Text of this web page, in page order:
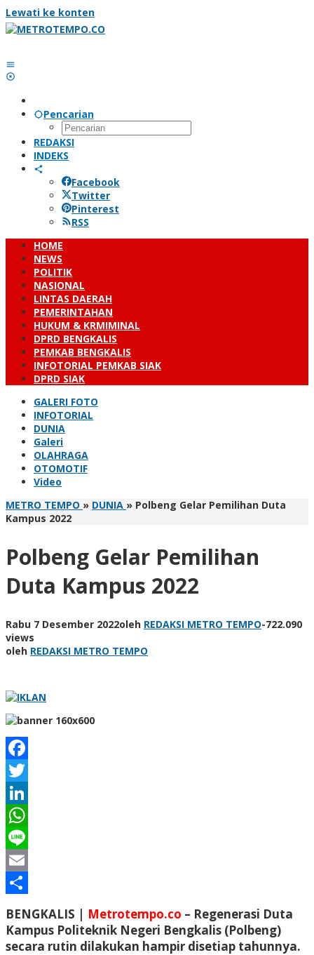
Lewati ke konten
Pencarian
REDAKSI
INDEKS
Facebook
Twitter
Pinterest
RSS
HOME
NEWS
POLITIK
NASIONAL
LINTAS DAERAH
PEMERINTAHAN
HUKUM & KRMIMINAL
DPRD BENGKALIS
PEMKAB BENGKALIS
INFOTORIAL PEMKAB SIAK
DPRD SIAK
GALERI FOTO
INFOTORIAL
DUNIA
Galeri
OLAHRAGA
OTOMOTIF
Video
METRO TEMPO » DUNIA » Polbeng Gelar Pemilihan Duta
Kampus 2022
Polbeng Gelar Pemilihan
Duta Kampus 2022
Rabu 7 Desember 2022oleh REDAKSI METRO TEMPO-722.090
views
oleh REDAKSI METRO TEMPO
Facebook
Twitter
LinkedIn
WhatsApp
Line
Email
BENGKALIS | Metrotempo.co – Regenerasi Duta
Kampus Politeknik Negeri Bengkalis (Polbeng)
secara rutin dilakukan hampir disetiap tahunnya.